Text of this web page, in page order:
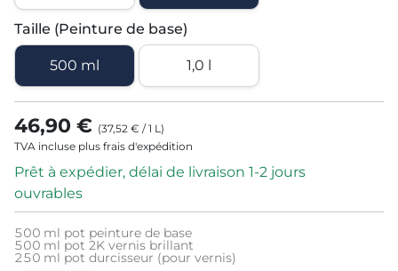
Taille (Peinture de base)
500 ml 1,0 l
46,90 € (37,52 € /1 L )
TVA incluse plus frais d'expédition
Prêt à expédier, délai de livraison 1-2 jours
ouvrables
500 ml pot peinture de base
500 ml pot 2K vernis brillant
250 ml pot durcisseur (pour vernis)